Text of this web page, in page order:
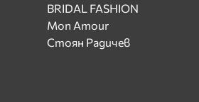
BRIDAL FASHION
Mon Amour
Стоян Радичев